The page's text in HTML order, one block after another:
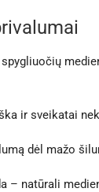
ir sveikatai
dėl mažo
– natūrali